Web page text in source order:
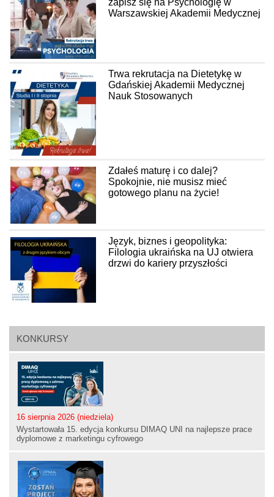
KONKURSY
16 sierpnia 2026 (niedziela)
Wystartowała 15. edycja konkursu DIMAQ UNI na najlepsze prace
dyplomowe z marketingu cyfrowego
Warszawskiej Akademii Medycznej
Trwa rekrutacja na Dietetykę w
Gdańskiej Akademii Medycznej
Nauk Stosowanych
Zdałeś maturę i co dalej?
Spokojnie, nie musisz mieć
gotowego planu na życie!
Język, biznes i geopolityka:
Filologia ukraińska na UJ otwiera
drzwi do kariery przyszłości